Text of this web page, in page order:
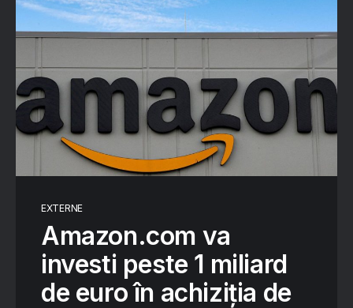
EXTERNE
Amazon.com va
investi peste 1 miliard
de euro în achiziția de